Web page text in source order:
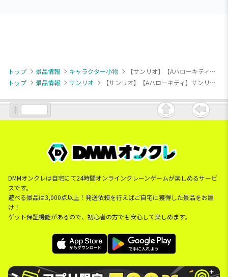
トップ 景品情報 キャラクター小物
【サンリオ】【Aハローキティ】サンリオキャラクターズ SANRIO FES 2026 カラフルリンクコーデ スマホストラップ
トップ
景品情報 サンリオ 【サンリオ】【Aハローキティ】サンリオキャラクターズ SANRIO FES 2026 カラフルリンクコーデ スマホストラップ
DMMオンクレは自宅にて24時間オンラインクレーンゲームが楽しめるサービ
スです。
遊べる景品は3,000点以上！発送依頼を行えばご自宅に獲得した景品をお届
け！
ゲット保証機能があるので、初心者の方でも安心して楽しめます。